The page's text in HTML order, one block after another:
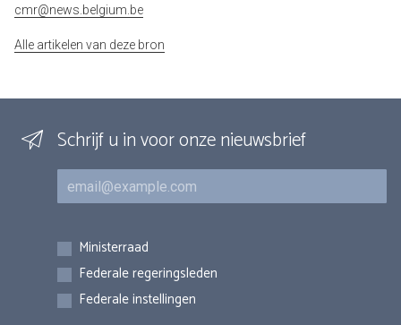
cmr@news.belgium.be
Alle artikelen van deze bron
Schrijf u in voor onze nieuwsbrief
E-mail
Inschrijvingen
Ministerraad
Federale regeringsleden
Federale instellingen